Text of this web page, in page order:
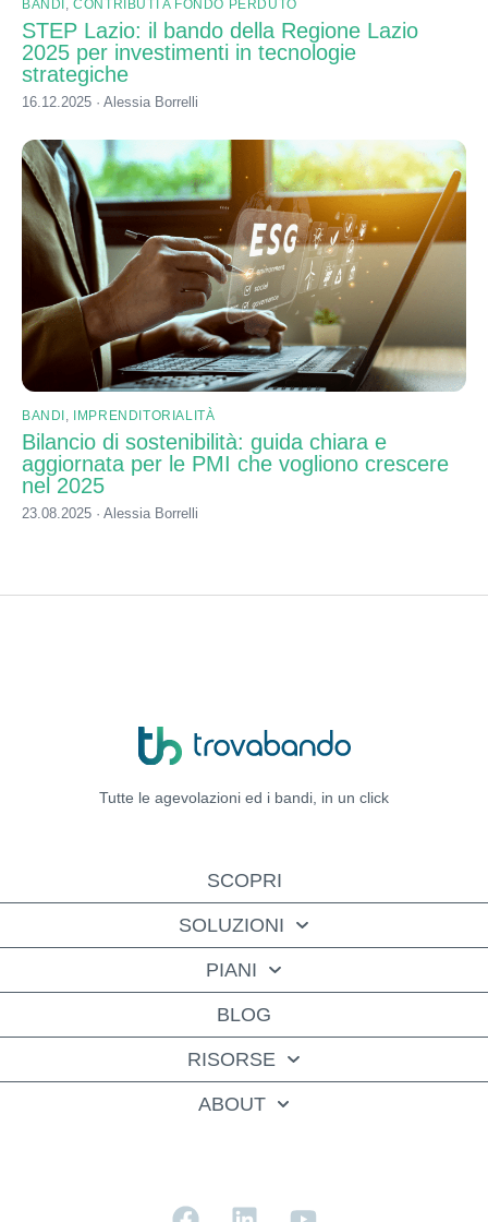
BANDI ,CONTRIBUTI A FONDO PERDUTO
STEP Lazio: il bando della Regione Lazio
2025 per investimenti in tecnologie
strategiche
16.12.2025 · Alessia Borrelli
BANDI , IMPRENDITORIALITÀ
Bilancio di sostenibilità: guida chiara e
aggiornata per le PMI che vogliono crescere
nel 2025
23.08.2025 · Alessia Borrelli
Tutte le agevolazioni ed i bandi, in un click
SCOPRI
SOLUZIONI
PIANI
BLOG
RISORSE
ABOUT